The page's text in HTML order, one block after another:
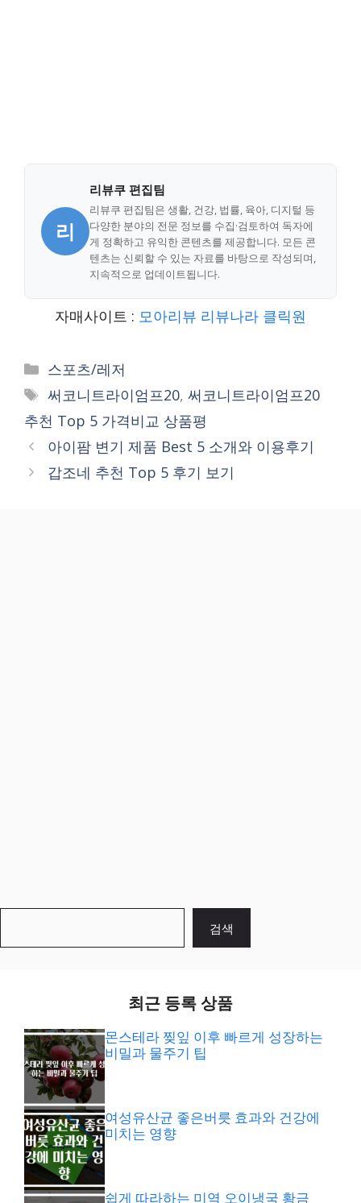
리
리뷰쿠 편집팀
리뷰쿠 편집팀은 생활, 건강, 법률, 육아, 디지털 등
다양한 분야의 전문 정보를 수집·검토하여 독자에
게 정확하고 유익한 콘텐츠를 제공합니다. 모든 콘
텐츠는 신뢰할 수 있는 자료를 바탕으로 작성되며,
지속적으로 업데이트됩니다.
자매사이트 : 모아리뷰 리뷰나라 클릭원
Categories
스포츠/레저
Tags
써코니트라이엄프20, 써코니트라이엄프20
추천 Top 5 가격비교 상품평
아이팜 변기 제품 Best 5 소개와 이용후기
갑조네 추천 Top 5 후기 보기
검색
최근 등록 상품
몬스테라 찢잎 이후 빠르게 성장하는
비밀과 물주기 팁
여성유산균 좋은버릇 효과와 건강에
미치는 영향
쉽게 따라하는 미역 오이냉국 황금